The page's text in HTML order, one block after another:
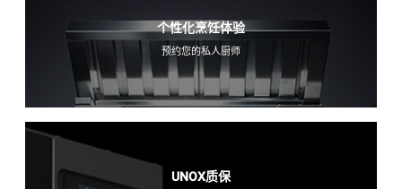
个性化烹饪体验
预约您的私人厨师
UNOX质保